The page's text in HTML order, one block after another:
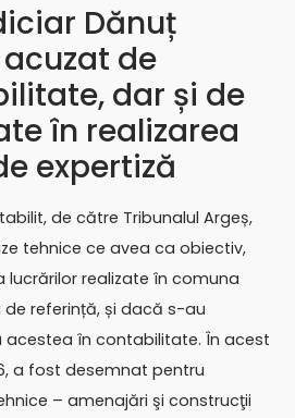
Dănuț
de
dar și de
în realizarea
expertiză
de către Tribunalul Argeș,
tehnice ce avea ca obiectiv,
lucrărilor realizate în comuna
referință, și dacă s-au
acestea în contabilitate. În acest
a fost desemnat pentru
– amenajări şi construcţii